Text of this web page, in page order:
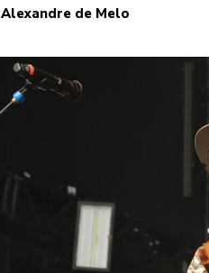
Alexandre de Melo